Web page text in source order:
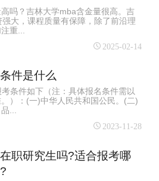
吗？吉林大学mba含金量很高。吉
大，课程质量有保障，除了前沿理
重...
2025-02-14
件是什么
条件如下（注：具体报名条件需以
）：(一)中华人民共和国公民。(二)
...
2023-11-28
职研究生吗?适合报考哪